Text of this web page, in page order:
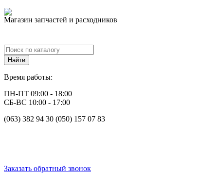
Магазин запчастей и расходников
Время работы:
ПН-ПТ 09:00 - 18:00
СБ-ВС 10:00 - 17:00
(063) 382 94 30 (050) 157 07 83
Заказать обратный звонок